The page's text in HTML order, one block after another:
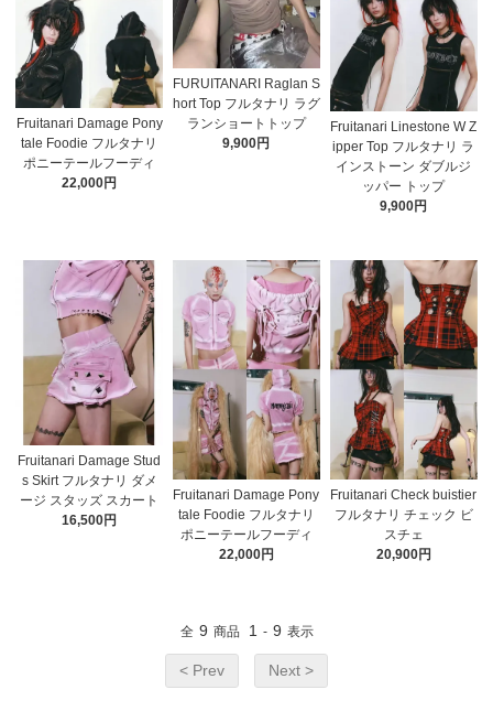
Fruitanari Damage Pony
tale Foodie フルタナリ
ポニーテールフーディ
22,000円
FURUITANARI Raglan S
hort Top フルタナリ ラグ
ランショートトップ
9,900円
Fruitanari Linestone W Z
ipper Top フルタナリ ラ
インストーン ダブルジ
ッパー トップ
9,900円
Fruitanari Damage Stud
s Skirt フルタナリ ダメ
ージ スタッズ スカート
16,500円
Fruitanari Damage Pony
tale Foodie フルタナリ
ポニーテールフーディ
22,000円
Fruitanari Check buistier
フルタナリ チェック ビ
スチェ
20,900円
全 9 商品 1 - 9 表示
< Prev Next >